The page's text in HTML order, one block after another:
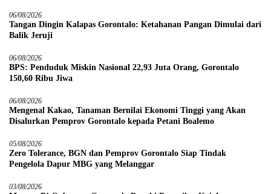
06/08/2026
Tangan Dingin Kalapas Gorontalo: Ketahanan Pangan Dimulai dari
Balik Jeruji
06/08/2026
BPS: Penduduk Miskin Nasional 22,93 Juta Orang, Gorontalo
150,60 Ribu Jiwa
06/08/2026
Mengenal Kakao, Tanaman Bernilai Ekonomi Tinggi yang Akan
Disalurkan Pemprov Gorontalo kepada Petani Boalemo
05/08/2026
Zero Tolerance, BGN dan Pemprov Gorontalo Siap Tindak
Pengelola Dapur MBG yang Melanggar
03/08/2026